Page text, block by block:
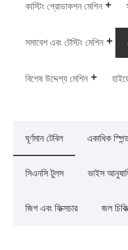
কাস্টিং প্রোডাকশন মেশিন
সমাবেশ এবং টেস্টিং মেশিন
বিশেষ উদ্দেশ্য মেশিন
ঘূর্ণমান টেবিল একাধিক
সিএনসি টুলস ভাইস
জিগ এবং ফিক্সচার জল